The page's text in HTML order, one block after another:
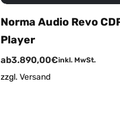
Norma Audio Revo
Player
ab3.890,00€inkl. MwSt.
zzgl. Versand